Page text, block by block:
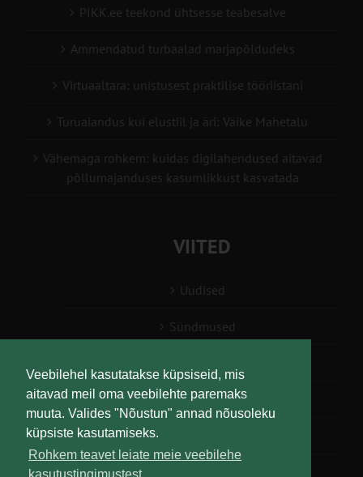
Veebilehel kasutatakse küpsiseid, mis
aitavad meil oma veebilehte paremaks
muuta. Valides "Nõustun" annad nõusoleku
küpsiste kasutamiseks.
Rohkem teavet leiate meie veebilehe
PIKK.ee teekond ühtsesse teabesalve
Ammendatud turbaalad marjapõldudeks
Virtuaaltara: unistusest praktilise tööriistani
Turuaiandus kui elustiil ja äri: Väike Mahetalu
Vähemaga rohkem: kuidas digilahendused aitavad
põllumajanduses kasumlikkust kasvatada
VIITED
Uudised
Sündmused
Teabesalv
Liitu uudiskirjaga